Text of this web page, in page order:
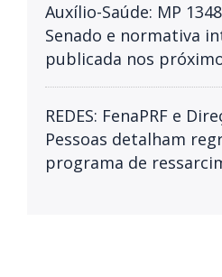
Auxílio-Saúde: MP
Senado e normativa
publicada nos
REDES: FenaPRF e
Pessoas detalham
programa de